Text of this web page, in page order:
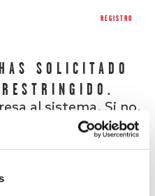
REGISTRO
SOLICITADO
al sistema. Si no,